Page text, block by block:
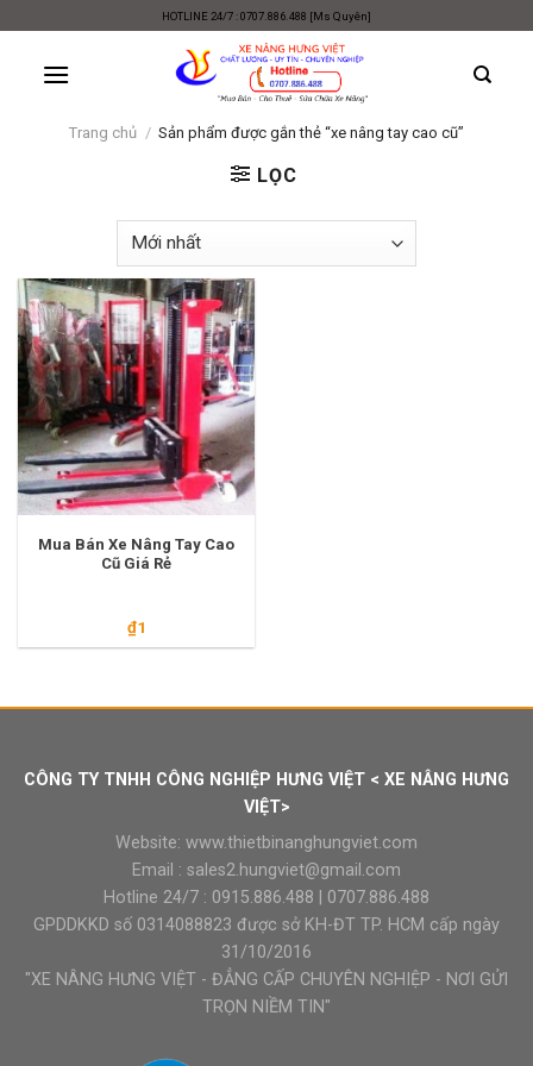
content
HOTLINE 24/7 : 0707.886.488 [Ms Quyên]
Trang chủ / Sản phẩm được gắn thẻ “xe nâng tay cao cũ”
LỌC
Mua Bán Xe Nâng Tay Cao
Cũ Giá Rẻ
₫1
CÔNG TY TNHH CÔNG NGHIỆP HƯNG VIỆT < XE NÂNG HƯNG
VIỆT>
Website: www.thietbinanghungviet.com
Email : sales2.hungviet@gmail.com
Hotline 24/7 : 0915.886.488
0707.886.488
GPDDKKD số 0314088823 được sở KH-ĐT TP. HCM cấp ngày
31/10/2016
"XE NÂNG HƯNG VIỆT - ĐẲNG CẤP CHUYÊN NGHIỆP - NƠI GỬI
TRỌN NIỀM TIN"